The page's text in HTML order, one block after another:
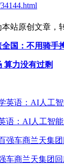
站原创文章，
国：不用骑手
算力没有过剩
语：AI人工智
车商兰天集团